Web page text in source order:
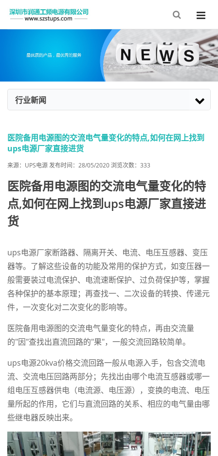
行业新闻
医院备用电源图的交流电气量变化的特点,如何在网上找到
ups电源厂家直接进货
来源： UPS电源发布时间：28/05/2020 浏览次数： 333
医院备用电源图的交流电气量变化的特
点,如何在网上找到ups电源厂家直接进
货
ups电源厂家断路器、 隔离开关、电流、电压互感器、变压
器等。了解这些设备的功能及常用的保护方式，如变压器一
般需要装过电流保护、电流速断保护、过负荷保护等，掌握
各种保护的基本原理；再查找一、二次设备的转换、传递元
件，一次变化对二次变化的影响等。
医院备用电源图的交流电气量变化的特点，再由交流量
的"因"查找出直流回路的"果"，一般交流回路较简单。
ups电源20kva价格交流回路一般从电源入手，包含交流电
流、交流电压回路两部分；先找出由哪个电流互感器或哪一
组电压互感器供电（电流源、电压源），变换的电流、电压
量所起的作用，它们与直流回路的关系、相应的电气量由哪
些继电器反映出来。